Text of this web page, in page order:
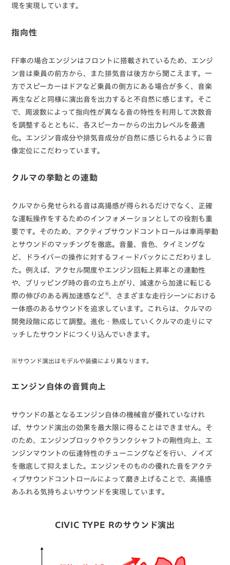
現を実現しています。
指向性
FF車の場合エンジンはフロントに搭載されているため、エンジ
ン音は乗員の前方から、また排気音は後方から聞こえます。一
方でスピーカーはドアなど乗員の側方にある場合が多く、音楽
再生などと同様に演出音を出力すると不自然に感じます。そこ
で、周波数によって指向性が異なる音の特性を利用して次数音
を調整するとともに、各スピーカーからの出力レベルを最適
化。エンジン音成分や排気音成分が自然に感じられるように音
像定位にこだわっています。
クルマの挙動との連動
クルマから発せられる音は高揚感が得られるだけでなく、正確
な運転操作をするためのインフォメーションとしての役割も重
要です。そのため、アクティブサウンドコントロールは車両挙動
とサウンドのマッチングを徹底。音量、音色、タイミングな
ど、ドライバーの操作に対するフィードバックにこだわりまし
た。例えば、アクセル開度やエンジン回転上昇率との連動性
や、ブリッピング時の音の立ち上がり、減速から加速に転じる
際の伸びのある再加速感など ※、さまざまな走行シーンにおける
一体感のあるサウンドを追求しています。これらは、クルマの
開発段階に応じて調整。進化・熟成していくクルマの走りにマ
ッチしたサウンドにつくり込んでいきます。
※サウンド演出はモデルや装備により異なります。
エンジン自体の音質向上
サウンドの基となるエンジン自体の機械音が優れていなけれ
ば、サウンド演出の効果を最大限に得ることはできません。そ
のため、エンジンブロックやクランクシャフトの剛性向上、エ
ンジンマウントの伝達特性のチューニングなどを行い、ノイズ
を徹底して抑えました。エンジンそのものの優れた音をアクテ
ィブサウンドコントロールによって磨き上げることで、高揚感
あふれる気持ちよいサウンドを実現しています。
CIVIC TYPE Rのサウンド演出